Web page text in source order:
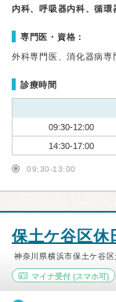
内科、呼吸器内科、循
専門医・資格：
外科専門医、消化器病専
診療時間
09:30-12:00
14:30-17:00
09:30-13:00
保土ケ谷区休
神奈川県横浜市保土ケ谷
マイナ受付 (スマホ可)